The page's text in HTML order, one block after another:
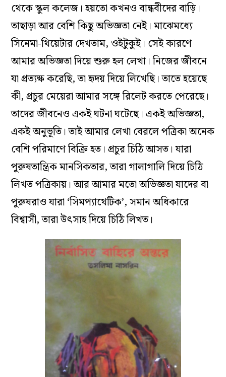
থেকেস্কুলকলেজ।হয়তোকখনও বান্ধবীদেরবাড়ি।
তাছাড়াআরবেশিকিছুঅভিজ্ঞতানেই।মাঝেমধ্যে
সিনেমা-থিয়েটারদেখতাম, ওইটুকুই। সেইকারণে
আমারঅভিজ্ঞতাদিয়েশুরুহললেখা।নিজেরজীবনে
যাপ্রত্যক্ষকরেছি,তাহৃদয়দিয়েলিখেছি।তাতেহয়েছে
কী, প্রচুরমেয়েরাআমারসঙ্গেরিলেটকরতেপেরেছে।
তাদেরজীবনেও একইঘটনাঘটেছে।একইঅভিজ্ঞতা,
একইঅনুভূতি।তাইআমারলেখাবেরলেপত্রিকাঅনেক
বেশিপরিমাণেবিক্রিহত।প্রচুরচিঠিআসত।যারা
পুরুষতান্ত্রিকমানসিকতার, তারাগালাগালিদিয়েচিঠি
লিখতপত্রিকায়।আরআমারমতোঅভিজ্ঞতাযাদেরবা
পুরুষরাও যারা‘সিমপ্যাথেটিক’,সমানঅধিকারে
বিশ্বাসী, তারাউৎসাহদিয়েচিঠিলিখত।